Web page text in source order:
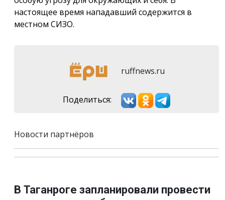
настоящее время нападавший содержится в
местном СИЗО.
ruffnews.ru
Поделиться:
Новости партнёров
В Таганроге запланировали провести